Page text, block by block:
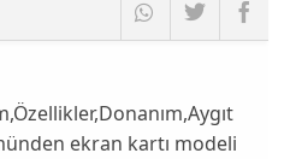
ekran kartı modeli